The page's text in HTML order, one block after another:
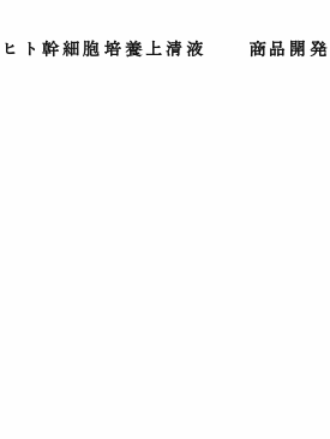
ヒト幹細胞培養上清液 商品開発